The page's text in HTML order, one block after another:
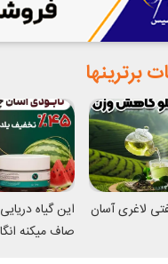
برترینها
لاغری آسان
این گیاه